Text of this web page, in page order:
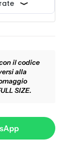
il codice
alla
SIZE.